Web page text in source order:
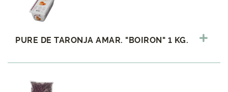
PURE DE TARONJA AMAR. "BOIRON" 1 KG.